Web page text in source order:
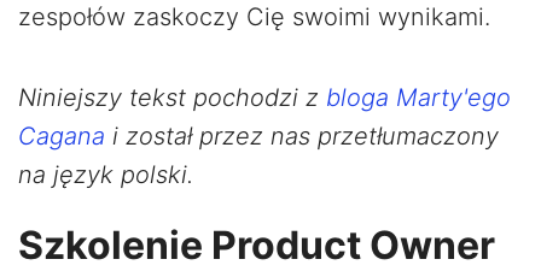
zespołów zaskoczy Cię swoimi wynikami.
Niniejszy tekst pochodzi z bloga Marty'ego
Cagana i został przez nas przetłumaczony
na język polski.
Szkolenie Product Owner